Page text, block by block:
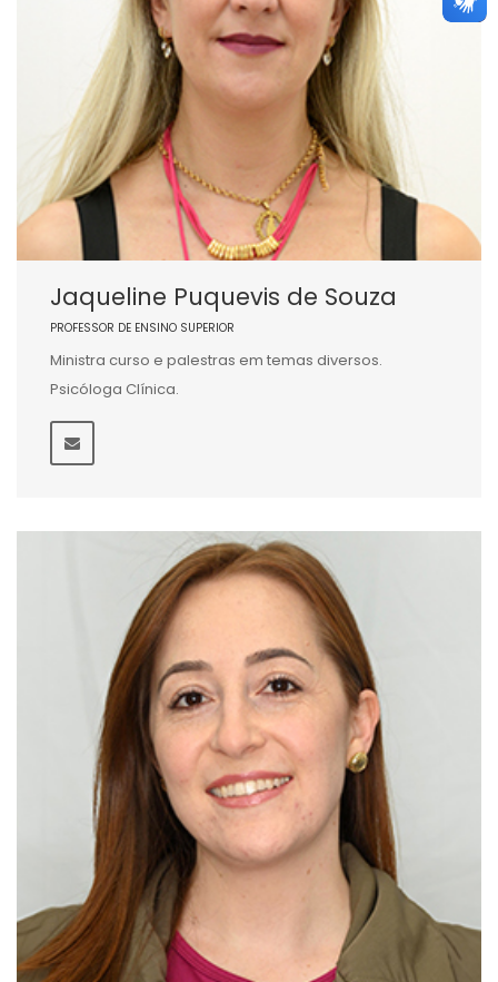
Jaqueline Puquevis de Souza
PROFESSOR DE ENSINO SUPERIOR
Ministra curso e palestras em temas diversos.
Psicóloga Clínica.